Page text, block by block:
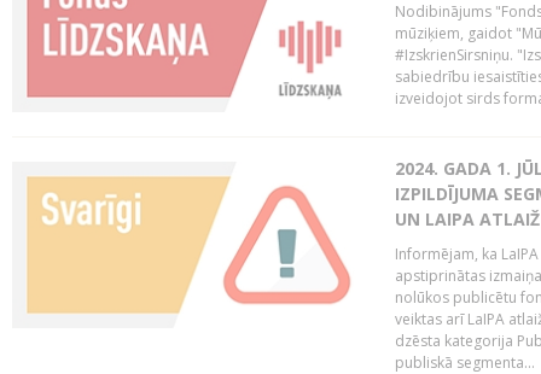
Nodibinājums
mūziķiem, gaidot
#IzskrienSirsniņu.
sabiedrību
izveidojot sirds
2024. GADA 1.
IZPILDĪJUMA
UN LAIPA
Informējam, ka
apstiprinātas
nolūkos publicētu
veiktas arī LaIPA
dzēsta kategorija
publiskā segmenta...